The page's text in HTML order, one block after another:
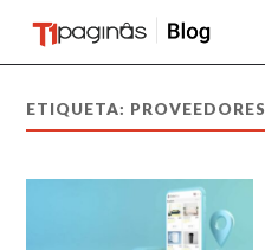
ETIQUETA: PROVEEDORES